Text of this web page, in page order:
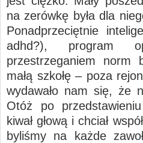
na zerówkę była dla
Ponadprzeciętnie
adhd?), program
przestrzeganiem norm
małą szkołę – poza
wydawało nam się, że
Otóż po
kiwał głową i chciał
byliśmy na każde